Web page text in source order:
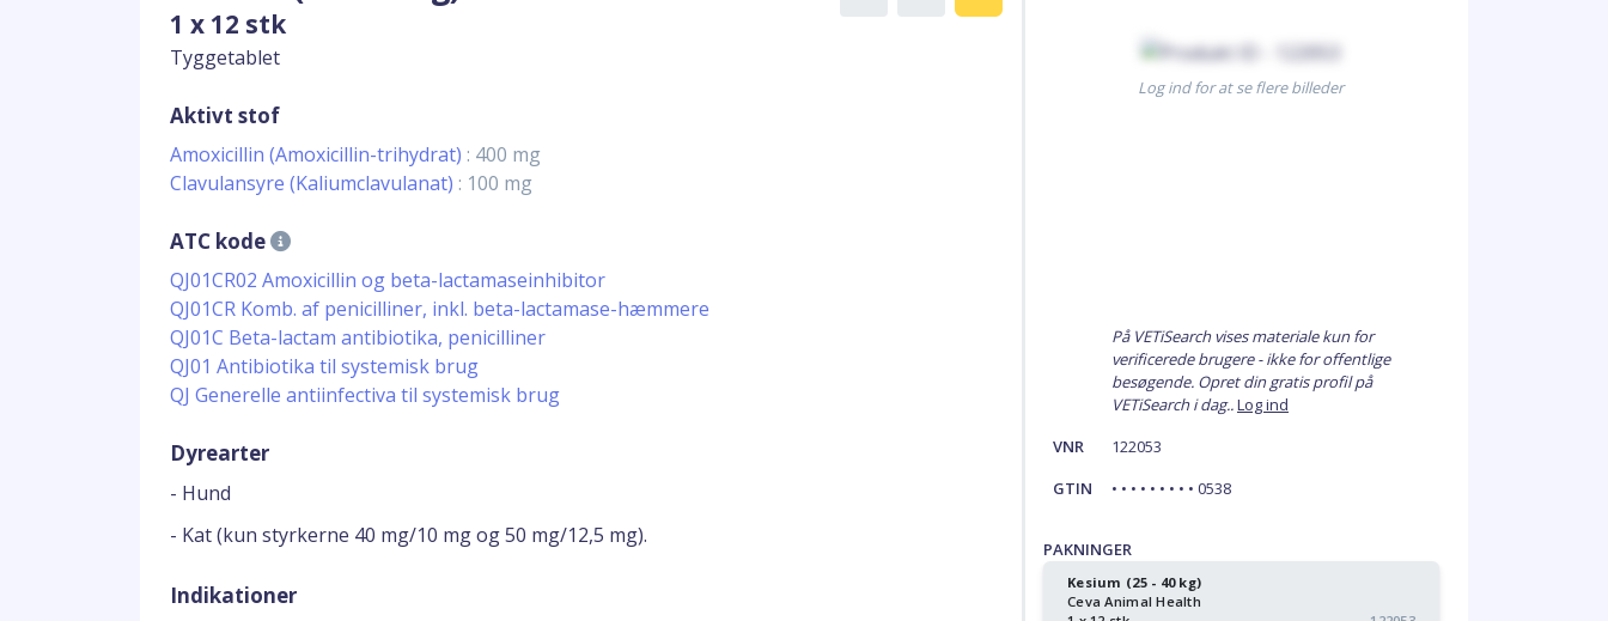
1 x 12 stk
Tyggetablet
Aktivt stof
Amoxicillin (Amoxicillin-trihydrat) : 400 mg
Clavulansyre (Kaliumclavulanat) : 100 mg
ATC kode
QJ01CR02 Amoxicillin og beta-lactamaseinhibitor
QJ01CR Komb. af penicilliner, inkl. beta-lactamase-hæmmere
QJ01C Beta-lactam antibiotika, penicilliner
QJ01 Antibiotika til systemisk brug
QJ Generelle antiinfectiva til systemisk brug
Dyrearter
- Hund
- Kat (kun styrkerne 40 mg/10 mg og 50 mg/12,5 mg).
Indikationer
Log ind for at se flere billeder
På VETiSearch vises materiale kun for
verificerede brugere - ikke for offentlige
besøgende. Opret din gratis profil på
VETiSearch i dag..Log ind
VNR
122053
GTIN
• • • • • • • • • 0538
PAKNINGER
Kesium (25 - 40 kg)
Ceva Animal Health